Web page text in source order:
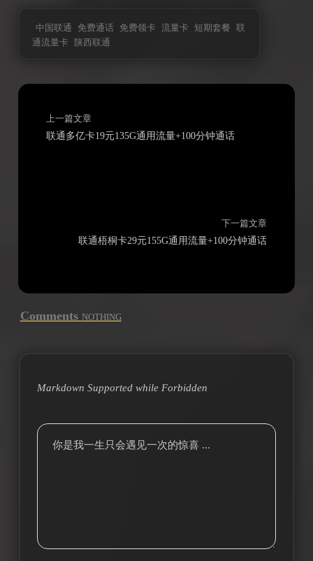
中国联通 免费通话 免费领卡 流量卡 短期套餐
联
通流量卡 陕西联通
上一篇文章
联通多亿卡19元135G通用流量+100分钟通话
下一篇文章
联通梧桐卡29元155G通用流量+100分钟通话
Comments NOTHING
Markdown Supported whileForbidden
你是我一生只会遇见一次的惊喜 ...